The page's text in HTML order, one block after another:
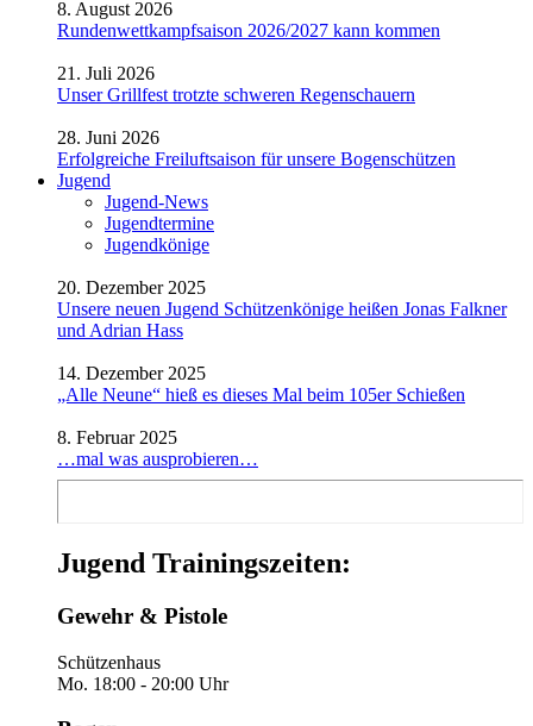
8. August 2026
Rundenwettkampfsaison 2026/2027 kann kommen
21. Juli 2026
Unser Grillfest trotzte schweren Regenschauern
28. Juni 2026
Erfolgreiche Freiluftsaison für unsere Bogenschützen
Jugend
Jugend-News
Jugendtermine
Jugendkönige
20. Dezember 2025
Unsere neuen Jugend Schützenkönige heißen Jonas Falkner
und Adrian Hass
14. Dezember 2025
„Alle Neune“ hieß es dieses Mal beim 105er Schießen
8. Februar 2025
…mal was ausprobieren…
Jugend Trainingszeiten:
Gewehr & Pistole
Schützenhaus
Mo. 18:00 - 20:00 Uhr